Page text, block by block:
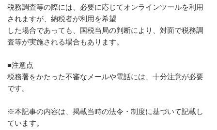
税務調査等の際には、必要に応じてオンラインツールを利用
されますが、納税者が利用を希望
した場合であっても、国税当局の判断により、対面で税務調
査等が実施される場合もあります。
■注意点
税務署をかたった不審なメールや電話には、十分注意が必要
です。
※本記事の内容は、掲載当時の法令・制度に基づいて記載し
ています。